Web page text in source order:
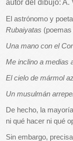
autor del dibujo: A.
El astrónomo y
Rubaiyatas
Una mano con el
Me inclino a medias
El cielo de mármol
Un musulmán
De hecho, la
ni qué hacer ni qué
Sin embargo,